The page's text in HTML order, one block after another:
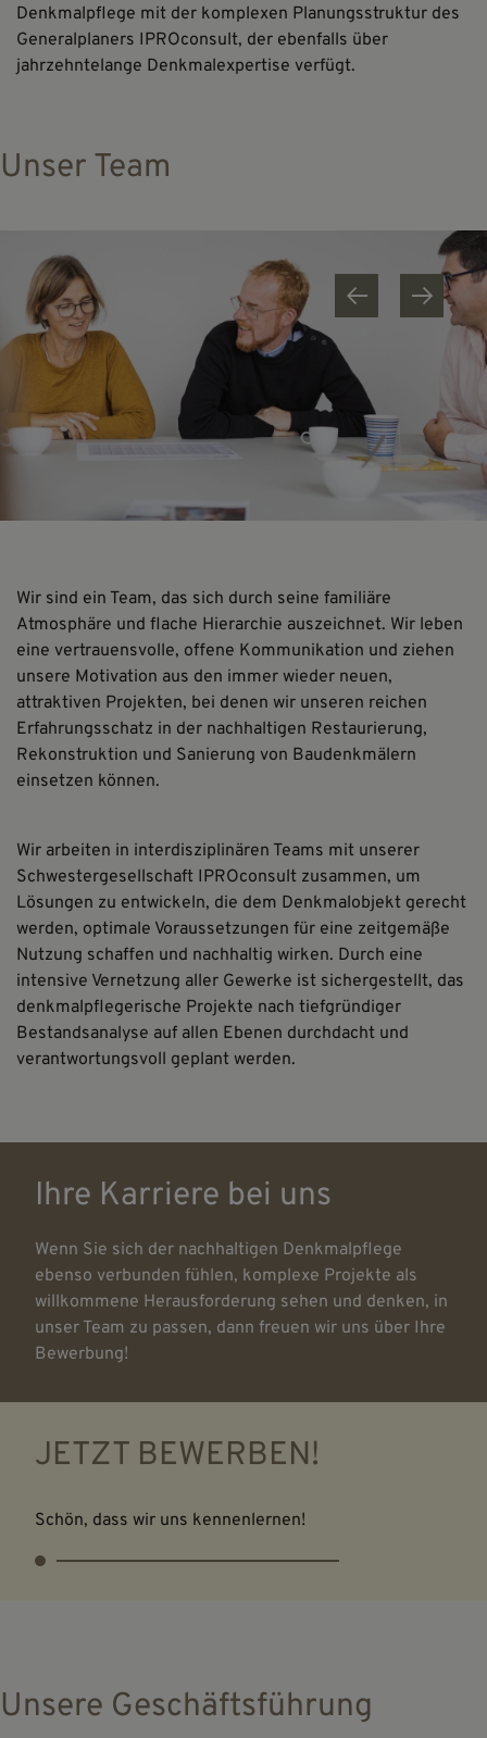
Denkmalpflege mit der komplexen Planungsstruktur des
Generalplaners IPROconsult, der ebenfalls über
jahrzehntelange Denkmalexpertise verfügt.
Unser Team
Wir sind ein Team, das sich durch seine familiäre
Atmosphäre und flache Hierarchie auszeichnet. Wir leben
eine vertrauensvolle, offene Kommunikation und ziehen
unsere Motivation aus den immer wieder neuen,
attraktiven Projekten, bei denen wir unseren reichen
Erfahrungsschatz in der nachhaltigen Restaurierung,
Rekonstruktion und Sanierung von Baudenkmälern
einsetzen können.
Wir arbeiten in interdisziplinären Teams mit unserer
Schwestergesellschaft IPROconsult zusammen, um
Lösungen zu entwickeln, die dem Denkmalobjekt gerecht
werden, optimale Voraussetzungen für eine zeitgemäße
Nutzung schaffen und nachhaltig wirken. Durch eine
intensive Vernetzung aller Gewerke ist sichergestellt, das
denkmalpflegerische Projekte nach tiefgründiger
Bestandsanalyse auf allen Ebenen durchdacht und
verantwortungsvoll geplant werden.
Ihre Karriere bei uns
Wenn Sie sich der nachhaltigen Denkmalpflege
ebenso verbunden fühlen, komplexe Projekte als
willkommene Herausforderung sehen und denken, in
unser Team zu passen, dann freuen wir uns über Ihre
Bewerbung!
JETZT BEWERBEN!
Schön, dass wir uns kennenlernen!
Unsere Geschäftsführung